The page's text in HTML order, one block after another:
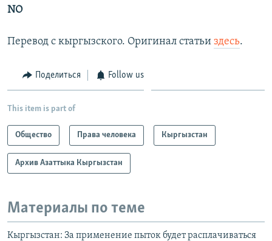
NO
Перевод с кыргызского. Оригинал статьи здесь.
Поделиться Follow us
This item is part of
Общество Права человека Кыргызстан
Архив Азаттыка Кыргызстан
Материалы по теме
Кыргызстан: За применение пыток будет расплачиваться